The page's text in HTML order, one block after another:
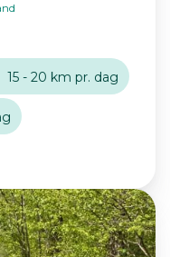
15 - 20 km pr. dag